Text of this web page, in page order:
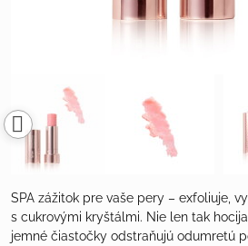
SPA zážitok pre vaše pery – exfoliuje,
s cukrovými kryštálmi. Nie len tak
jemné čiastočky odstraňujú odumretú